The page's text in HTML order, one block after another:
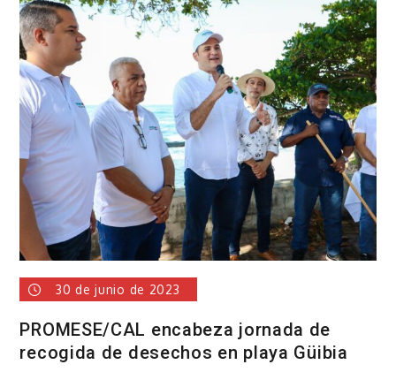
director
INPOSDOM
es
reconocida
por
sus
aportes
la
comunidad
educativa
30 de junio de 2023
PROMESE/CAL encabeza jornada de
recogida de desechos en playa Güibia